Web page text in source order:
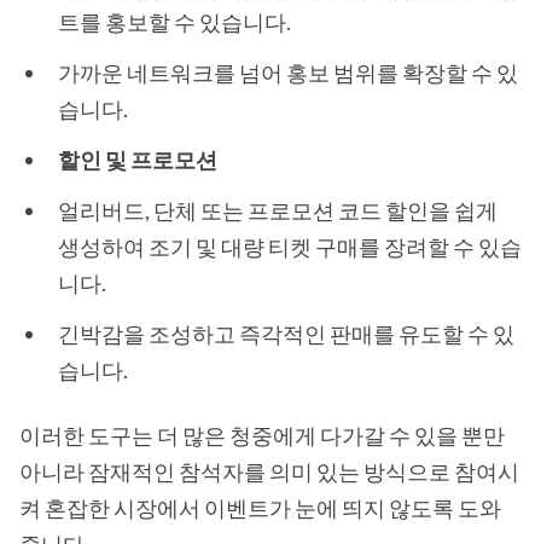
트를 홍보할 수 있습니다.
가까운 네트워크를 넘어 홍보 범위를 확장할 수 있
습니다.
할인 및 프로모션
얼리버드, 단체 또는 프로모션 코드 할인을 쉽게
생성하여 조기 및 대량 티켓 구매를 장려할 수 있습
니다.
긴박감을 조성하고 즉각적인 판매를 유도할 수 있
습니다.
이러한 도구는 더 많은 청중에게 다가갈 수 있을 뿐만
아니라 잠재적인 참석자를 의미 있는 방식으로 참여시
켜 혼잡한 시장에서 이벤트가 눈에 띄지 않도록 도와